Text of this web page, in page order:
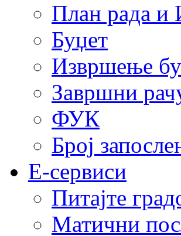
План рада и
Буџет
Извршење
Завршни
ФУК
Број
E-сервиси
Питајте
Матични